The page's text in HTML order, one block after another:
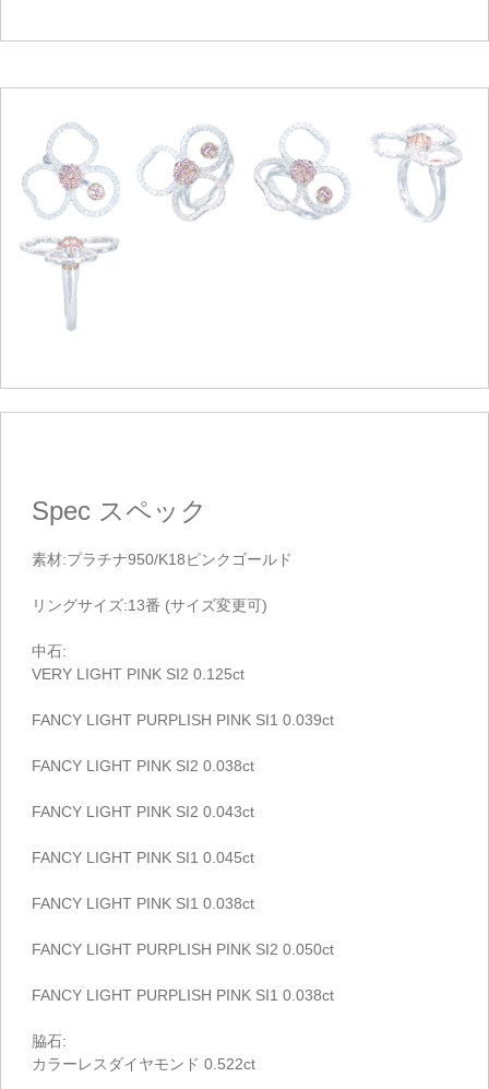
Spec スペック
素材:プラチナ950/K18ピンクゴールド
リングサイズ:13番 (サイズ変更可)
中石:
VERY LIGHT PINK SI2 0.125ct
FANCY LIGHT PURPLISH PINK SI1 0.039ct
FANCY LIGHT PINK SI2 0.038ct
FANCY LIGHT PINK SI2 0.043ct
FANCY LIGHT PINK SI1 0.045ct
FANCY LIGHT PINK SI1 0.038ct
FANCY LIGHT PURPLISH PINK SI2 0.050ct
FANCY LIGHT PURPLISH PINK SI1 0.038ct
脇石:
カラーレスダイヤモンド 0.522ct
カートを見る